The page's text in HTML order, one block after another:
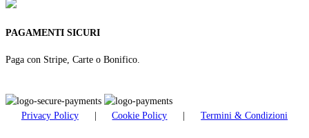
PAGAMENTI SICURI
Paga con Stripe, Carte o Bonifico.
Privacy Policy | Cookie Policy | Termini & Condizioni